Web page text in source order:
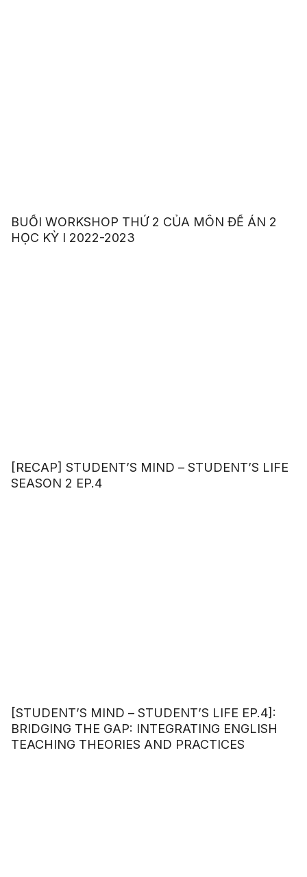
BUỔI WORKSHOP THỨ 2 CỦA MÔN ĐỀ ÁN 2
HỌC KỲ I 2022-2023
[RECAP] STUDENT’S MIND – STUDENT’S LIFE
SEASON 2 EP.4
[STUDENT’S MIND – STUDENT’S LIFE EP.4]:
BRIDGING THE GAP: INTEGRATING ENGLISH
TEACHING THEORIES AND PRACTICES